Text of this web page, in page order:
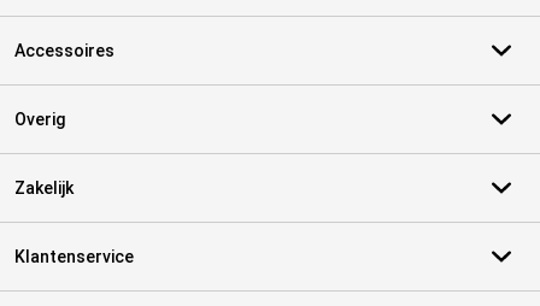
Accessoires
Overig
Zakelijk
Klantenservice